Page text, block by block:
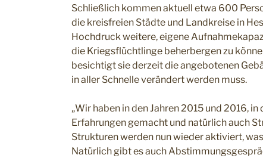
Schließlich kommen aktuell etwa 600
die kreisfreien Städte und Landkreise in
Hochdruck weitere, eigene
die Kriegsflüchtlinge beherbergen zu
besichtigt sie derzeit die angebotenen
in aller Schnelle verändert werden muss.
„Wir haben in den Jahren 2015 und 2016,
Erfahrungen gemacht und natürlich auch
Strukturen werden nun wieder aktiviert,
Natürlich gibt es auch